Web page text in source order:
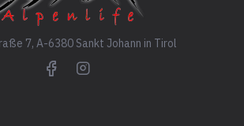
7, A-6380 Sankt Johann in Tirol